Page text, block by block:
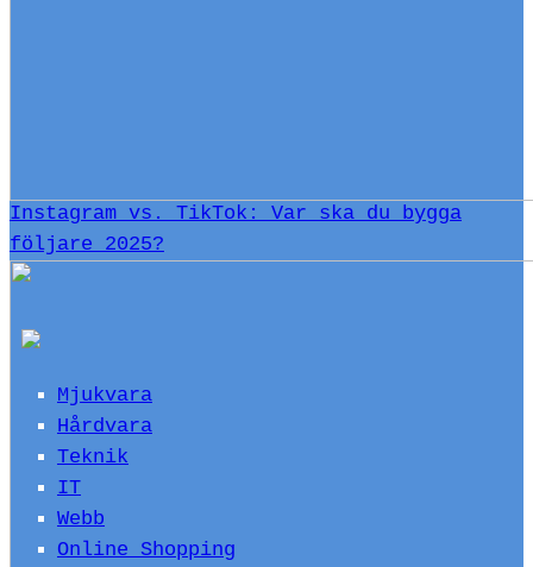
Instagram vs. TikTok: Var ska du bygga
följare 2025?
Mjukvara
Hårdvara
Teknik
IT
Webb
Online Shopping